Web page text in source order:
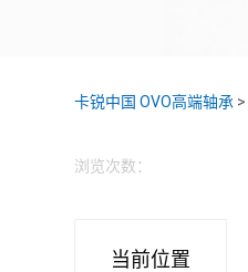
卡锐中国 OVO高端轴承 >
浏览次数：
当前位置